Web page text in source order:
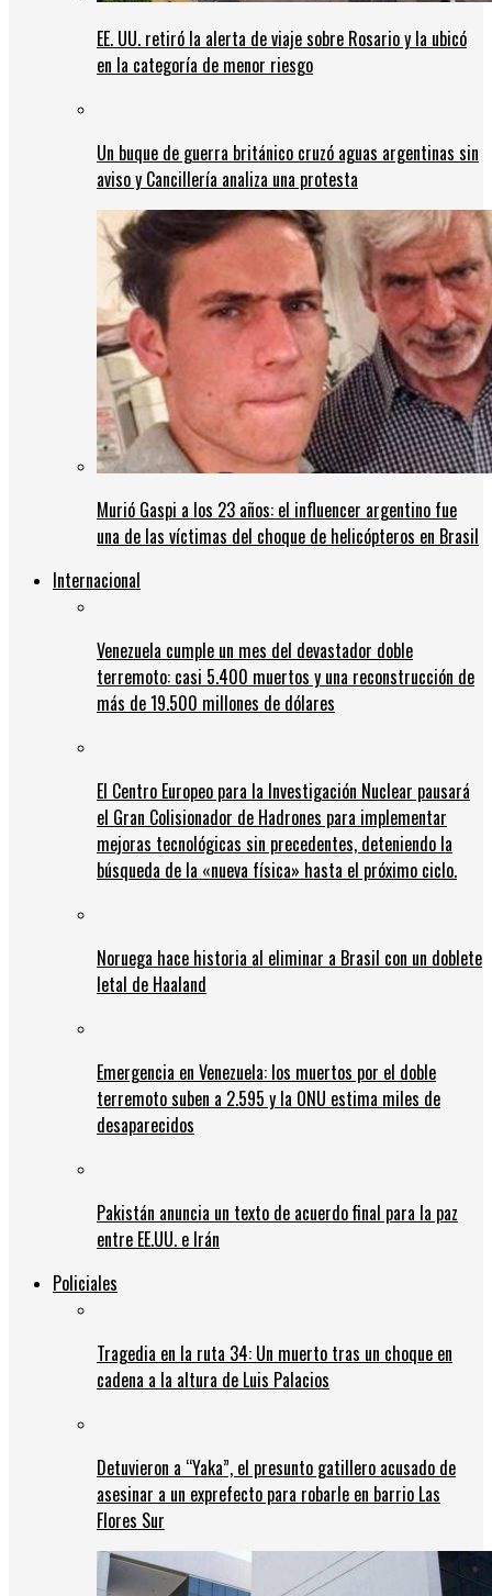
EE. UU. retiró la alerta de viaje sobre Rosario y la ubicó
en la categoría de menor riesgo
Un buque de guerra británico cruzó aguas argentinas sin
aviso y Cancillería analiza una protesta
Murió Gaspi a los 23 años: el influencer argentino fue
una de las víctimas del choque de helicópteros en Brasil
Internacional
Venezuela cumple un mes del devastador doble
terremoto: casi 5.400 muertos y una reconstrucción de
más de 19.500 millones de dólares
El Centro Europeo para la Investigación Nuclear pausará
el Gran Colisionador de Hadrones para implementar
mejoras tecnológicas sin precedentes, deteniendo la
búsqueda de la «nueva física» hasta el próximo ciclo.
Noruega hace historia al eliminar a Brasil con un doblete
letal de Haaland
Emergencia en Venezuela: los muertos por el doble
terremoto suben a 2.595 y la ONU estima miles de
desaparecidos
Pakistán anuncia un texto de acuerdo final para la paz
entre EE.UU. e Irán
Policiales
Tragedia en la ruta 34: Un muerto tras un choque en
cadena a la altura de Luis Palacios
Detuvieron a “Yaka”, el presunto gatillero acusado de
asesinar a un exprefecto para robarle en barrio Las
Flores Sur